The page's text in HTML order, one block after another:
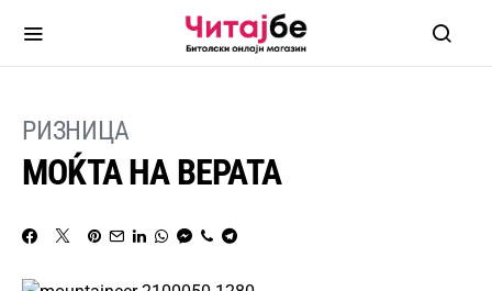
РИЗНИЦА
МОЌТА НА ВЕРАТА